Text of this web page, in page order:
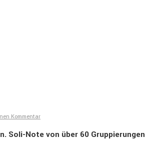
Kommentar
Soli-Note von über 60 Gruppie­rungen